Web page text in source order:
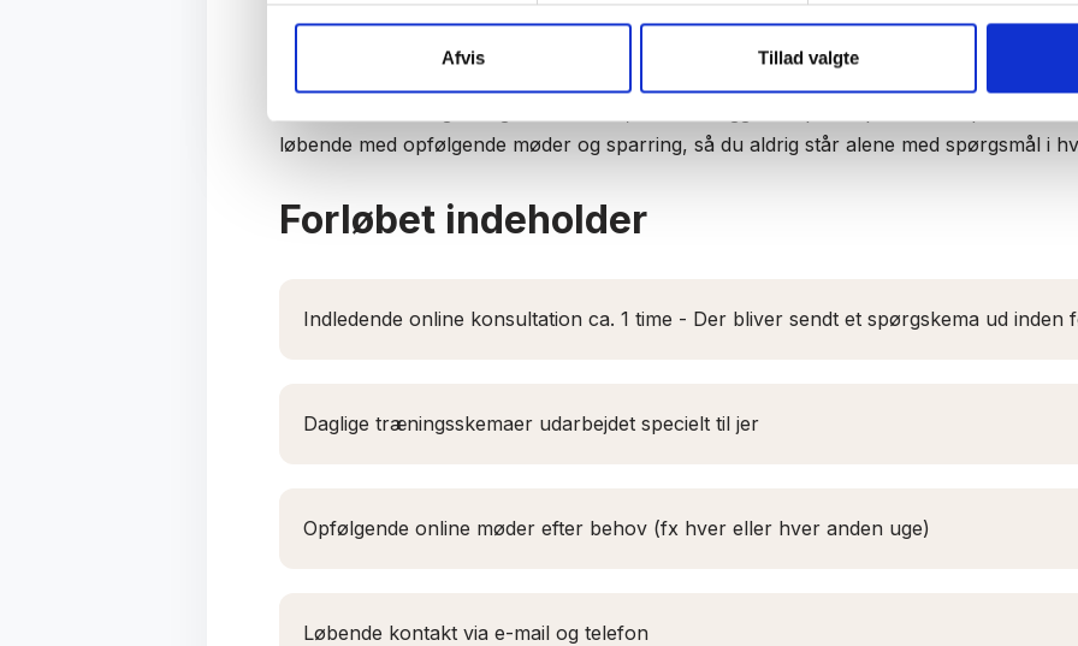
Afvis Tillad valgte
støtte og justering af træningsplanen, der skal til for at skabe tryghed for din hund –
løbende med opfølgende møder og sparring, så du aldrig står alene med spørgsmål i
Forløbet indeholder
Indledende online konsultation ca. 1 time - Der bliver sendt et spørgskema ud inden
Daglige træningsskemaer udarbejdet specielt til jer
Opfølgende online møder efter behov (fx hver eller hver anden uge)
Løbende kontakt via e-mail og telefon